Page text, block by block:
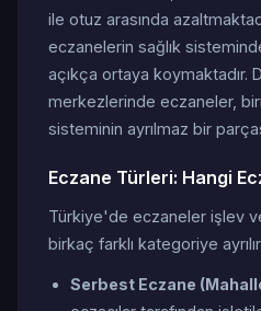
ile otuz arasında
eczanelerin sağlık
açıkça ortaya koymaktadır.
merkezlerinde eczaneler,
sisteminin ayrılmaz bir
Eczane Türleri: Hangi
Türkiye'de eczaneler işlev
birkaç farklı kategoriye
Serbest Eczane